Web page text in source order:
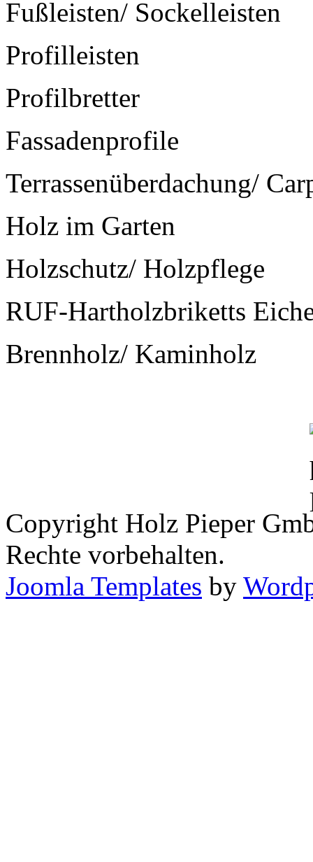
Fußleisten/ Sockelleisten
Profilleisten
Profilbretter
Fassadenprofile
Terrassenüberdachung/
Holz im Garten
Holzschutz/ Holzpflege
RUF-Hartholzbriketts
Brennholz/ Kaminholz
Copyright Holz Pieper
Rechte vorbehalten.
Joomla Templates by